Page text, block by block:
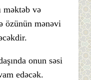
məktəb və
özünün mənəvi
onun səsi
edəcək.